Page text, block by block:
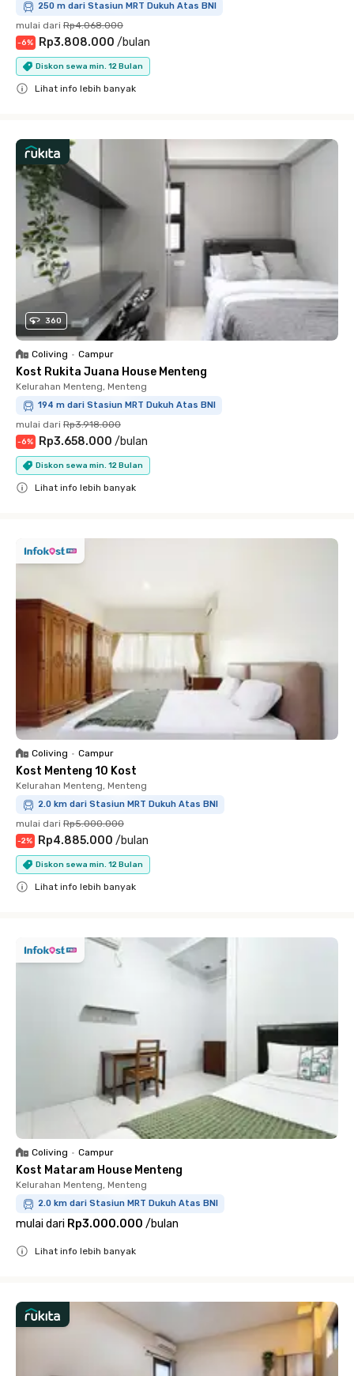
250 m dari Stasiun MRT Dukuh Atas BNI
mulai dari Rp4.068.000
-6% Rp3.808.000 /bulan
Diskon sewa min. 12 Bulan
Lihat info lebih banyak
360
Coliving • Campur
Kost Rukita Juana House Menteng
Kelurahan Menteng, Menteng
194 m dari Stasiun MRT Dukuh Atas BNI
mulai dari Rp3.918.000
-6% Rp3.658.000 /bulan
Diskon sewa min. 12 Bulan
Lihat info lebih banyak
Coliving • Campur
Kost Menteng 10 Kost
Kelurahan Menteng, Menteng
2.0 km dari Stasiun MRT Dukuh Atas BNI
mulai dari Rp5.000.000
-2% Rp4.885.000 /bulan
Diskon sewa min. 12 Bulan
Lihat info lebih banyak
Coliving • Campur
Kost Mataram House Menteng
Kelurahan Menteng, Menteng
2.0 km dari Stasiun MRT Dukuh Atas BNI
mulai dari Rp3.000.000 /bulan
Lihat info lebih banyak